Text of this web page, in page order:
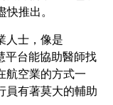
推出。
人士，像是
平台能協助醫師找
航空業的方式一
員有著莫大的輔助